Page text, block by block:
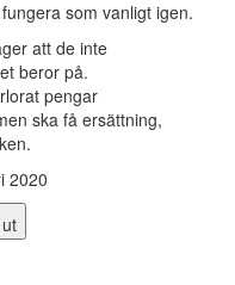
som vanligt igen.
att de inte
beror på.
pengar
ska få ersättning,
2020